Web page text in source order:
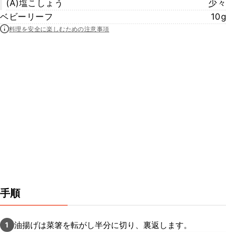
(A)塩こしょう
少々
ベビーリーフ
10g
料理を安全に楽しむための注意事項
手順
1 油揚げは菜箸を転がし半分に切り、裏返します。